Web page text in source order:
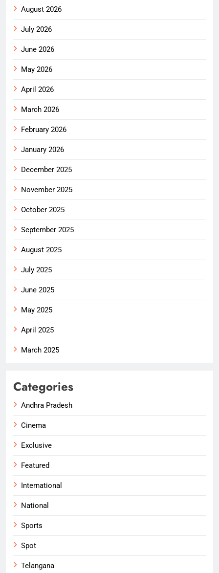
August 2026
July 2026
June 2026
May 2026
April 2026
March 2026
February 2026
January 2026
December 2025
November 2025
October 2025
September 2025
August 2025
July 2025
June 2025
May 2025
April 2025
March 2025
Categories
Andhra Pradesh
Cinema
Exclusive
Featured
International
National
Sports
Spot
Telangana